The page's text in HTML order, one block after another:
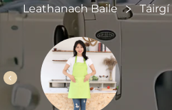
Leathanach Baile Táirgí